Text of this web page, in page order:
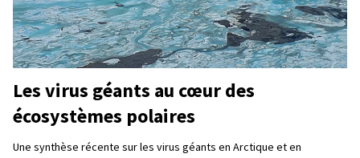
Les virus géants au cœur des
écosystèmes polaires
Une synthèse récente sur les virus géants en Arctique et en